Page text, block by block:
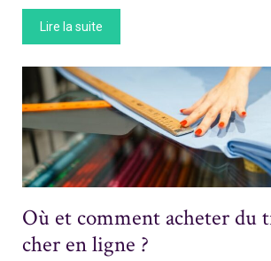
Lire la suite
Où et comment acheter du
cher en ligne ?